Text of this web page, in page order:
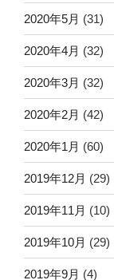
2020年5月 (31)
2020年4月 (32)
2020年3月 (32)
2020年2月 (42)
2020年1月 (60)
2019年12月 (29)
2019年11月 (10)
2019年10月 (29)
2019年9月 (4)